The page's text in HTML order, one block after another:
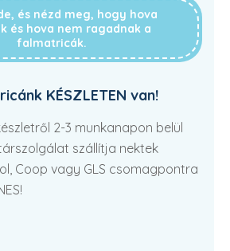
és nézd meg, hogy hova
és hova nem ragadnak a
falmatricák.
KÉSZLETEN van!
2-3 munkanapon belül
szállítja nektek
Coop vagy GLS csomagpontra